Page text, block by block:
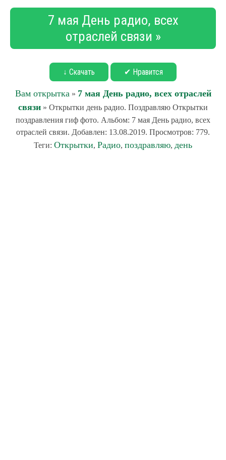
7 мая День радио, всех
отраслей связи »
↓ Скачать ✔ Нравится
Вам открытка » 7 мая День радио, всех отраслей
связи » Открытки день радио. Поздравляю Открытки
поздравления гиф фото. Альбом: 7 мая День радио, всех
отраслей связи. Добавлен: 13.08.2019. Просмотров: 779.
Теги: Открытки, Радио, поздравляю, день